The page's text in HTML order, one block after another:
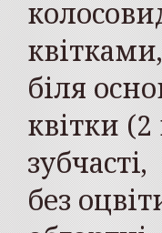
біля
квітки
без